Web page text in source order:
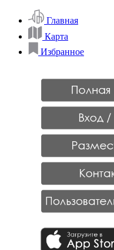
Главная
Карта
Избранное